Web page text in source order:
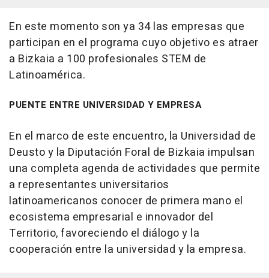
En este momento son ya 34 las empresas que
participan en el programa cuyo objetivo es atraer
a Bizkaia a 100 profesionales STEM de
Latinoamérica.
PUENTE ENTRE UNIVERSIDAD Y EMPRESA
En el marco de este encuentro, la Universidad de
Deusto y la Diputación Foral de Bizkaia impulsan
una completa agenda de actividades que permite
a representantes universitarios
latinoamericanos conocer de primera mano el
ecosistema empresarial e innovador del
Territorio, favoreciendo el diálogo y la
cooperación entre la universidad y la empresa.